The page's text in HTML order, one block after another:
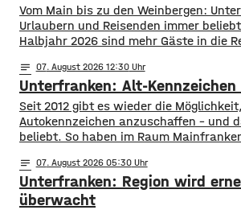
Vom Main bis zu den Weinbergen:
Urlaubern und Reisenden immer
Halbjahr 2026 sind mehr Gäste in die
Landesamts für Statistik hervorgeht,
Januar und Juni über 1,3 Millionen
angekommen, ein Plus von 2,8
notes 07. August 2026 12:30
Unterfranken: Alt-
Seit 2012 gibt es wieder die
Autokennzeichen anzuschaffen – und
beliebt. So haben im Raum
sind es mit rund 11.900 mit dem
Altlandkreis Ochsenfurt. Dahinter
mit fast 8.800 und
notes 07. August 2026 05:30
Unterfranken: Region wird
überwacht